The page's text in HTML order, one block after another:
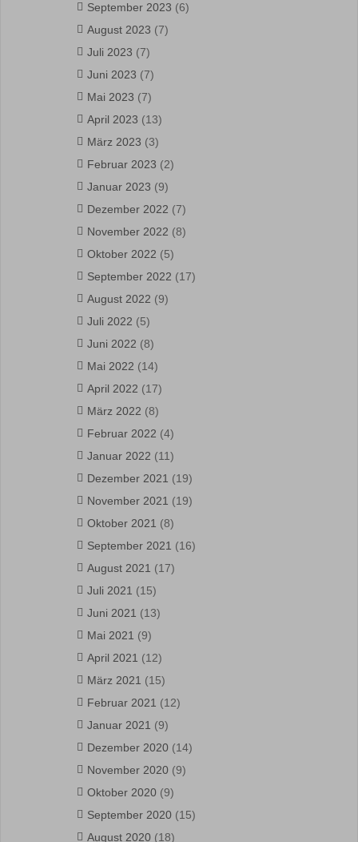
September 2023 (6)
August 2023 (7)
Juli 2023 (7)
Juni 2023 (7)
Mai 2023 (7)
April 2023 (13)
März 2023 (3)
Februar 2023 (2)
Januar 2023 (9)
Dezember 2022 (7)
November 2022 (8)
Oktober 2022 (5)
September 2022 (17)
August 2022 (9)
Juli 2022 (5)
Juni 2022 (8)
Mai 2022 (14)
April 2022 (17)
März 2022 (8)
Februar 2022 (4)
Januar 2022 (11)
Dezember 2021 (19)
November 2021 (19)
Oktober 2021 (8)
September 2021 (16)
August 2021 (17)
Juli 2021 (15)
Juni 2021 (13)
Mai 2021 (9)
April 2021 (12)
März 2021 (15)
Februar 2021 (12)
Januar 2021 (9)
Dezember 2020 (14)
November 2020 (9)
Oktober 2020 (9)
September 2020 (15)
August 2020 (18)